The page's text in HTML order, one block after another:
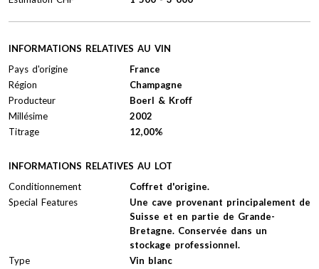
INFORMATIONS RELATIVES AU VIN
Pays d'origine
France
Région
Champagne
Producteur
Boerl & Kroff
Millésime
2002
Titrage
12,00%
INFORMATIONS RELATIVES AU LOT
Conditionnement
Coffret d'origine.
Special Features
Une cave provenant principalement de
Suisse et en partie de Grande-
Bretagne. Conservée dans un
stockage professionnel.
Type
Vin blanc